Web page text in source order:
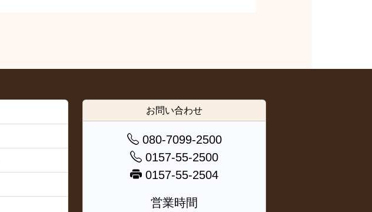
お問い合わせ
080-7099-2500
0157-55-2500
0157-55-2504
営業時間